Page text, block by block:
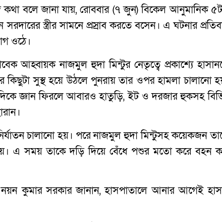
কথা বলে জানা যায়, রোববার (৭ জুন) বিকেল আনুমানিক
স্ত্রীর সামনে প্রস্রাব করতে বসেন। এ ঘটনার
ওঠে।
আহ্বায়ক নাজমুল হুদা মিন্টুর নেতৃত্বে প্রকাশ্যে
কিছুটা সুস্থ হয়ে উঠলে পুনরায় তার ওপর হামলা চালানো
জ্ঞান ফিরলে আবারও হাতুড়ি, ইট ও দরজার হুকসহ
চালানো হয়। পরে নাজমুল হুদা মিন্টুসহ কয়েকজন
এ সময় তাকে দড়ি দিয়ে বেঁধে পশুর মতো করে বহন
কুমার সরকার জানান, হাসপাতালে আনার আগেই